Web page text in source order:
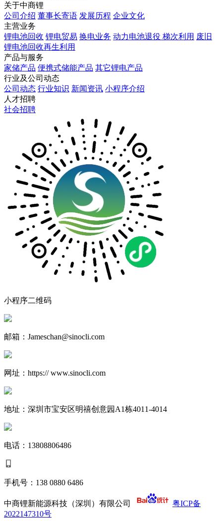
关于中商锂
公司介绍 董事长寄语 发展历程 企业文化
主营业务
锂电池回收 锂电贸易 换电业务 动力电池退役 梯次利用 废旧
锂电池回收再生利用
产品与服务
家储产品 便携式储能产品 其它锂电产品
行业及公司动态
公司动态 行业知识 新闻资讯 小程序介绍
人才招聘
社会招聘
小程序二维码
邮箱：Jameschan@sinocli.com
网址：https:// www.sinocli.com
地址：深圳市宝安区明禧创意园A1栋4011-4014
电话：13808806486
手机号：138 0880 6486
中商锂新能源科技（深圳）有限公司
粤ICP备
2022147310号